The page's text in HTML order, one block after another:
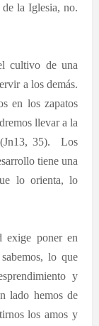
la Iglesia, no.
cultivo de una
a los demás.
en los zapatos
llevar a la
35).
Los
tiene una
lo orienta, lo
exige poner en
lo que
y
lado hemos de
los amos y